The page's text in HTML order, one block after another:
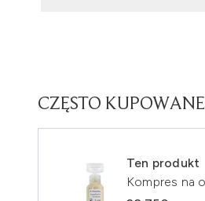
CZĘSTO
Ten produkt
Kompres na